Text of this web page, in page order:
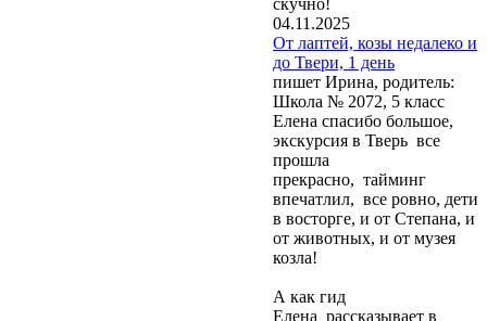
04.11.2025
От лаптей, козы недалеко и
до Твери, 1 день
пишет Ирина, родитель:
Школа № 2072, 5 класс
Елена спасибо большое,
экскурсия в Тверь все
прошла
прекрасно, тайминг
впечатлил, все ровно, дети
в восторге, и от Степана, и
от животных, и от музея
козла!
А как гид
Елена рассказывает в